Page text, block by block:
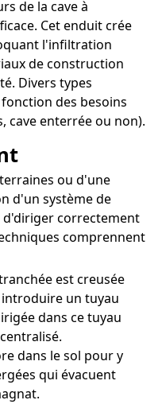
de la cave à
Cet enduit crée
l'infiltration
de construction
Divers types
des besoins
cave enterrée ou non).
ou d'une
d'un système de
d'diriger correctement
comprennent
est creusée
un tuyau
dans ce tuyau
dans le sol pour y
qui évacuent